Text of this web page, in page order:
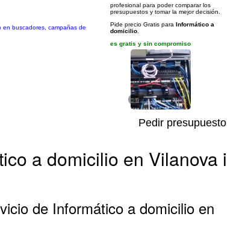
en buscadores, campañas de
1/2
Pedir presupuesto
a domicilio en Vilanova i
de Informático a domicilio en
profesional para poder comparar los
presupuestos y tomar la mejor decisión.
Pide precio Gratis para Informático a
domicilio
es gratis y sin compromiso